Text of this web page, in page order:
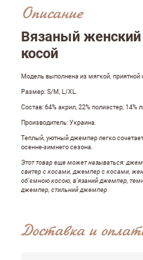
Описание
Вязаный
косой
Модель выполнена из мягкой,
Размер: S/M, L/XL.
Состав: 64% акрил, 22% полиэстер, 14%
Производитель: Украина.
Теплый, уютный джемпер легко
осенне-зимнего сезона.
Этот товар еще может называться:
свитер с косами, джемпер с косами,
об'ємною косою, в'язаний джемпер,
джемпер, стильний джемпер
Доставка и
Оставить отзыв
ФИО
email